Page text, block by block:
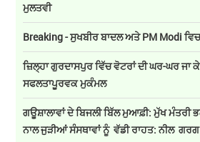
ਮੁਲਤਵੀ
Breaking - ਸੁਖਬੀਰ ਬਾਦਲ ਅਤੇ PM Modi
ਜ਼ਿਲ੍ਹਾ ਗੁਰਦਾਸਪੁਰ ਵਿੱਚ ਵੋਟਰਾਂ ਦੀ ਘਰ-ਘਰ ਜਾ
ਸਫਲਤਾਪੂਰਵਕ ਮੁਕੰਮਲ
ਗਊਸ਼ਾਲਾਵਾਂ ਦੇ ਬਿਜਲੀ ਬਿੱਲ ਮੁਆਫ਼ੀ: ਮੁੱਖ ਮੰਤਰੀ
ਨਾਲ ਜੁੜੀਆਂ ਸੰਸਥਾਵਾਂ ਨੂੰ ਵੱਡੀ ਰਾਹਤ: ਨੀਲ ਗਰਗ